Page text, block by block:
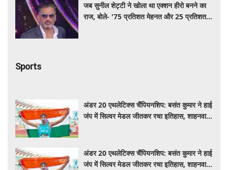
जब सुनील शेट्टी ने खोला था एक्शन हीरो बनने का
राज, बोले- '75 प्रतिशत मेहनत और 25 प्रतिशत
Sports
अंडर 20 एथलेटिक्स चैंपियनशिप: बसंत कुमार ने हाई
जंप में सिल्वर मेडल जीतकर रचा इतिहास, शाहनवाज
अंडर 20 एथलेटिक्स चैंपियनशिप: बसंत कुमार ने हाई
जंप में सिल्वर मेडल जीतकर रचा इतिहास, शाहनवाज